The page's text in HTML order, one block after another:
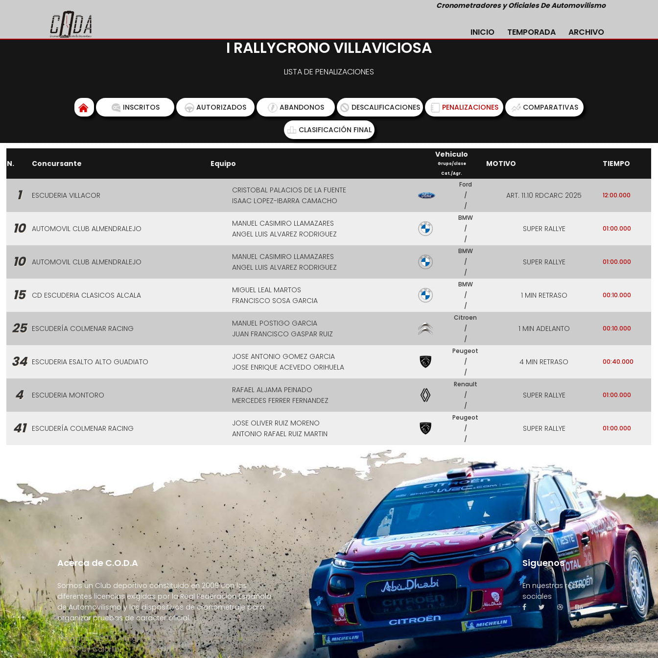
Cronometradores y Oficiales De Automovilismo
INICIO TEMPORADA ARCHIVO
I RALLYCRONO VILLAVICIOSA
LISTA DE PENALIZACIONES
INSCRITOS AUTORIZADOS ABANDONOS DESCALIFICACIONES PENALIZACIONES COMPARATIVAS
CLASIFICACIÓN FINAL
N. Concursante Equipo
Vehiculo
Grupo/clase
Cat./Agr.
MOTIVO TIEMPO
1 ESCUDERIA VILLACOR
CRISTOBAL PALACIOS DE LA FUENTE
ISAAC LOPEZ-IBARRA CAMACHO
Ford
/
/
ART. 11.10 RDCARC 2025 12:00.000
10 AUTOMOVIL CLUB ALMENDRALEJO
MANUEL CASIMIRO LLAMAZARES
ANGEL LUIS ALVAREZ RODRIGUEZ
BMW
/
/
SUPER RALLYE 01:00.000
10 AUTOMOVIL CLUB ALMENDRALEJO
MANUEL CASIMIRO LLAMAZARES
ANGEL LUIS ALVAREZ RODRIGUEZ
BMW
/
/
SUPER RALLYE 01:00.000
15 CD ESCUDERIA CLASICOS ALCALA
MIGUEL LEAL MARTOS
FRANCISCO SOSA GARCIA
BMW
/
/
1 MIN RETRASO 00:10.000
25 ESCUDERÍA COLMENAR RACING
MANUEL POSTIGO GARCIA
JUAN FRANCISCO GASPAR RUIZ
Citroen
/
/
1 MIN ADELANTO 00:10.000
34 ESCUDERIA ESALTO ALTO GUADIATO
JOSE ANTONIO GOMEZ GARCIA
JOSE ENRIQUE ACEVEDO ORIHUELA
Peugeot
/
/
4 MIN RETRASO 00:40.000
4 ESCUDERIA MONTORO
RAFAEL ALJAMA PEINADO
MERCEDES FERRER FERNANDEZ
Renault
/
/
SUPER RALLYE 01:00.000
41 ESCUDERÍA COLMENAR RACING
JOSE OLIVER RUIZ MORENO
ANTONIO RAFAEL RUIZ MARTIN
Peugeot
/
/
SUPER RALLYE 01:00.000
Acerca de C.O.D.A
Somos un Club deportivo constituido en 2009 con las
diferentes licencias exigidas por la Real Federación Española
de Automovilismo y los dispositivos de cronometraje para
organizar pruebas de caracter oficial.
Copyright ©2026 All rights reserved | This template is made
with
byColorlib
Siguenos
En nuestras redes
sociales